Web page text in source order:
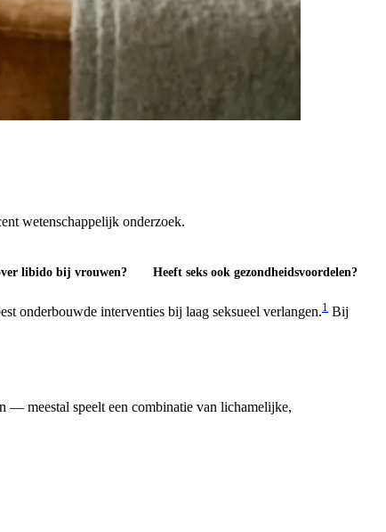
wetenschappelijk onderzoek.
libido bij vrouwen? Heeft seks ook gezondheidsvoordelen?
onderbouwde interventies bij laag seksueel verlangen.1 Bij
— meestal speelt een combinatie van lichamelijke,